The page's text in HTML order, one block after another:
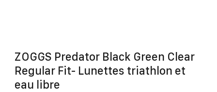
ZOGGS Predator Black Green Clear
Regular Fit- Lunettes triathlon et
eau libre